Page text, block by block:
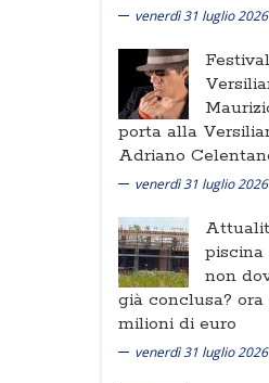
venerdì 31 luglio 2026
porta alla
Adriano
venerdì 31 luglio 2026
piscina
non
già conclusa? ora
milioni di euro
venerdì 31 luglio 2026